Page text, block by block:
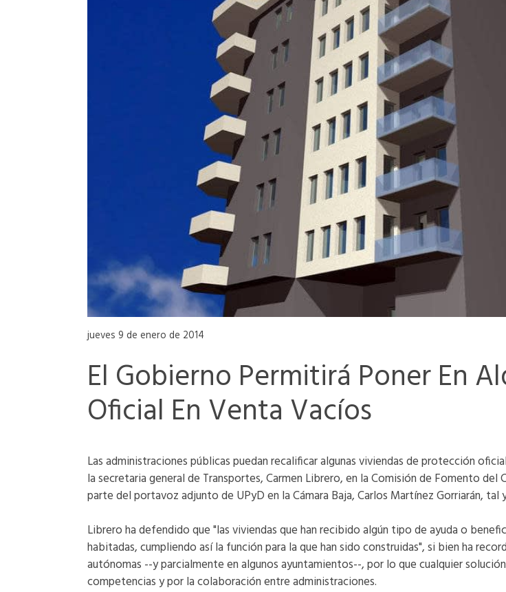
jueves 9 de enero de 2014
El Gobierno Permitirá Poner En
Oficial En Venta Vacíos
Las administraciones públicas puedan recalificar algunas viviendas de protección
la secretaria general de Transportes, Carmen Librero, en la Comisión de Fomento
parte del portavoz adjunto de UPyD en la Cámara Baja, Carlos Martínez Gorriarán, tal
Librero ha defendido que "las viviendas que han recibido algún tipo de ayuda o
habitadas, cumpliendo así la función para la que han sido construidas", si bien ha
autónomas --y parcialmente en algunos ayuntamientos--, por lo que cualquier
competencias y por la colaboración entre administraciones.